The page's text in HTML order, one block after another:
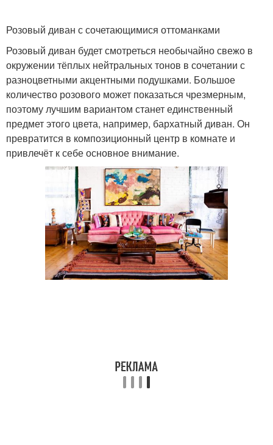
Розовый диван с сочетающимися оттоманками
Розовый диван будет смотреться необычайно свежо в
окружении тёплых нейтральных тонов в сочетании с
разноцветными акцентными подушками. Большое
количество розового может показаться чрезмерным,
поэтому лучшим вариантом станет единственный
предмет этого цвета, например, бархатный диван. Он
превратится в композиционный центр в комнате и
привлечёт к себе основное внимание.